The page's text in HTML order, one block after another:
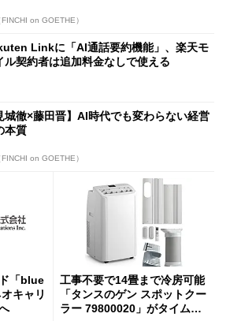
on GOETHE）
Linkに「AI通話要約機能」、楽天モ
ル契約者は追加料金なしで使える
城徹×藤田晋】AI時代でも変わらない経営
本質
on GOETHE）
「blue
キャリ
工事不要で14畳まで冷房可能
「タンスのゲン スポットクー
ラー 79800020」がタイムセ